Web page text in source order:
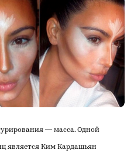
— масса. Одной
является Ким Кардашьян